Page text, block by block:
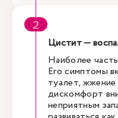
Цистит —
Наиболее
Его симптомы
туалет,
дискомфорт
неприятным